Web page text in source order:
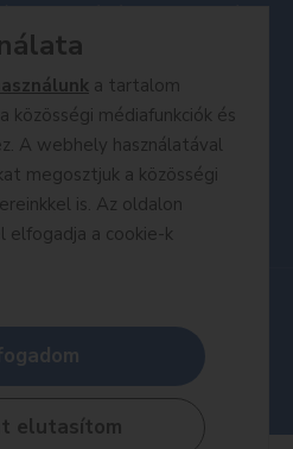
promóciókat a közösségi
feliratkozás
jött létre, hogy a játékok
szolgáljon, ahol könnyen és
Nézze meg
termékeinket
végtelen lehetőségeit!
és szövegeket, valamint minden
jogok védik, azok felhasználása
a tartalom
közösségi médiafunkciók és
A webhely használatával
megosztjuk a közösségi
is. Az oldalon
a cookie-k
elutasítom